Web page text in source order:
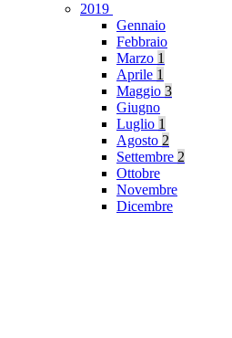
2019
Gennaio
Febbraio
Marzo 1
Aprile 1
Maggio 3
Giugno
Luglio 1
Agosto 2
Settembre 2
Ottobre
Novembre
Dicembre